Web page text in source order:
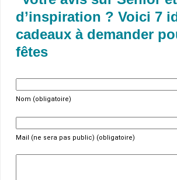
d’inspiration ? Voici 7
cadeaux à demander
fêtes
Nom (obligatoire)
Mail (ne sera pas public) (obligatoire)